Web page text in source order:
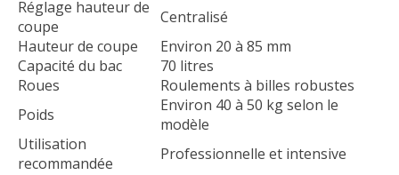
Réglage hauteur de
coupe
Centralisé
Hauteur de coupe
Environ 20 à 85 mm
Capacité du bac
70 litres
Roues
Roulements à billes robustes
Poids
Environ 40 à 50 kg selon le
modèle
Utilisation
recommandée
Professionnelle et intensive